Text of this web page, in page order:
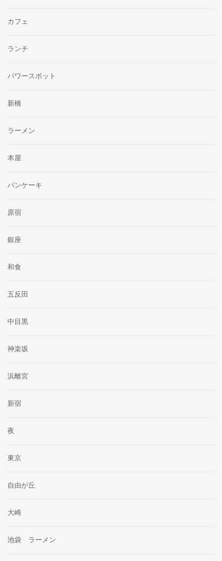
カフェ
ランチ
パワースポット
新橋
ラーメン
本屋
パンケーキ
原宿
銀座
和食
五反田
中目黒
神楽坂
浜離宮
新宿
夜
東京
自由が丘
大崎
池袋 ラーメン